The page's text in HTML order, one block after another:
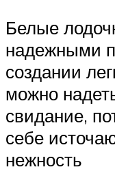
Белые
надежными
создании
можно
свидание,
себе
нежность